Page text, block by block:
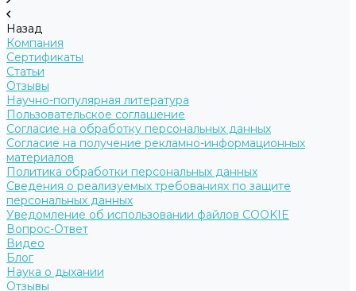
Назад
Компания
Сертификаты
Статьи
Отзывы
Научно-популярная литература
Пользовательское соглашение
Согласие на обработку персональных данных
Согласие на получение рекламно-информационных
материалов
Политика обработки персональных данных
Сведения о реализуемых требованиях по защите
персональных данных
Уведомление об использовании файлов COOKIE
Вопрос-Ответ
Видео
Блог
Наука о дыхании
Отзывы